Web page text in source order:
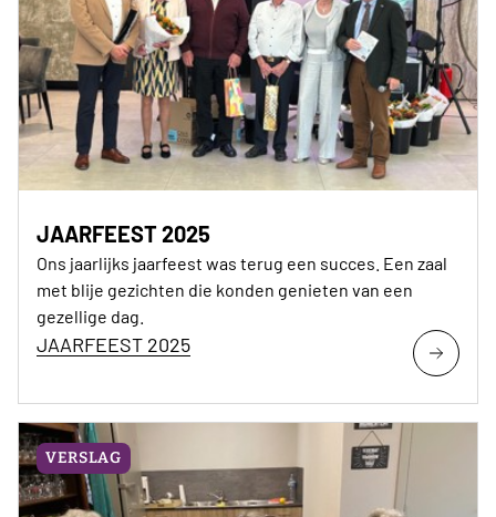
JAARFEEST 2025
Ons jaarlijks jaarfeest was terug een succes. Een zaal
met blije gezichten die konden genieten van een
gezellige dag.
JAARFEEST 2025
VERSLAG